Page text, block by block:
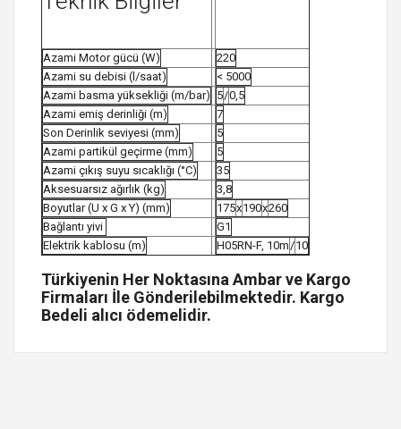
Azami Motor gücü (W)
220
Azami su debisi (l/saat)
< 5000
Azami basma yüksekliği (m/bar) 5/0,5
Azami emiş derinliği (m)
7
Son Derinlik seviyesi (mm)
5
Azami partikül geçirme (mm)
5
Azami çıkış suyu sıcaklığı (°C)
35
Aksesuarsız ağırlık (kg)
3,8
Boyutlar (U x G x Y) (mm)
175x190x260
Bağlantı yivi
G1
Elektrik kablosu (m)
H05RN-F, 10m /10
Türkiyenin Her Noktasına Ambar ve Kargo
Firmaları İle Gönderilebilmektedir. Kargo
Bedeli alıcı ödemelidir.